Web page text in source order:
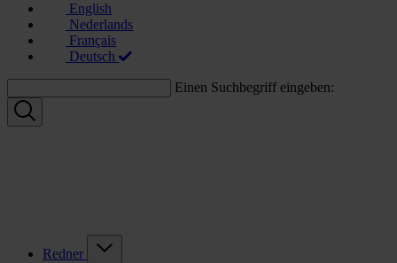
English
Nederlands
Français
Deutsch
Einen Suchbegriff eingeben:
Redner